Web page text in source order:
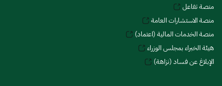
منصة تفاعل
منصة الاستشارات العامة
منصة الخدمات المالية (اعتماد)
هيئة الخبراء بمجلس الوزراء
الإبلاغ عن فساد (نزاهة)